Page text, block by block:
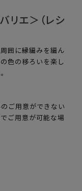
リエ＞（レシ
囲に縁編みを編ん
色の移ろいを楽し
ご用意ができない
ご用意が可能な場